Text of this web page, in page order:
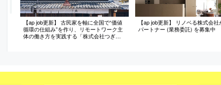
【ap job更新】 古民家を軸に全国で“価値
循環の仕組み”を作り、リモートワーク主
体の働き方を実践する「株式会社つぎ
【ap job更新】 リノベる株式会
パートナー (業務委託) を募集中